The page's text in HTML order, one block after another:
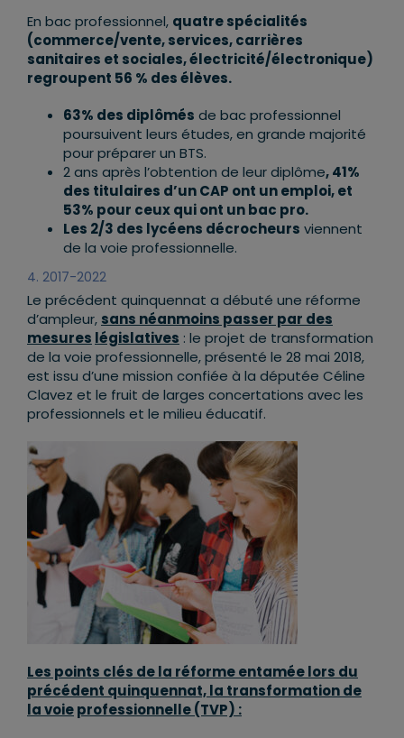
En bac professionnel, quatre spécialités
(commerce/vente, services, carrières
sanitaires et sociales, électricité/électronique)
regroupent 56 % des élèves.
63% des diplômés de bac professionnel
poursuivent leurs études, en grande majorité
pour préparer un BTS.
2 ans après l’obtention de leur diplôme,41%
des titulaires d’un CAP ont un emploi, et
53% pour ceux qui ont un bac pro.
Les 2/3 des lycéens décrocheurs viennent
de la voie professionnelle.
4. 2017-2022
Le précédent quinquennat a débuté une réforme
d’ampleur, sans néanmoins passer par des
mesures législatives : le projet de transformation
de la voie professionnelle, présenté le 28 mai 2018,
est issu d’une mission confiée à la députée Céline
Clavez et le fruit de larges concertations avec les
professionnels et le milieu éducatif.
Les points clés de la réforme entamée lors du
précédent quinquennat, la transformation de
la voieprofessionnelle (TVP) :